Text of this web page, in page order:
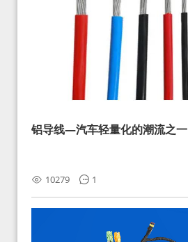
铝导线—汽车轻量化的潮流之一
10279 1